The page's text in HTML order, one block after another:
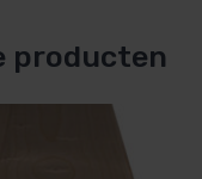
producten